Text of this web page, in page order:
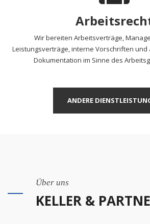
Wir bereiten Arbeitsverträge,
Leistungsverträge, interne Vorschriften und
Dokumentation im Sinne des
ANDERE
Über uns
KELLER &